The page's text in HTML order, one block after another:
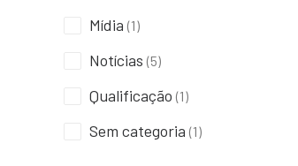
Mídia (1)
Notícias (5)
Qualificação (1)
Sem categoria (1)